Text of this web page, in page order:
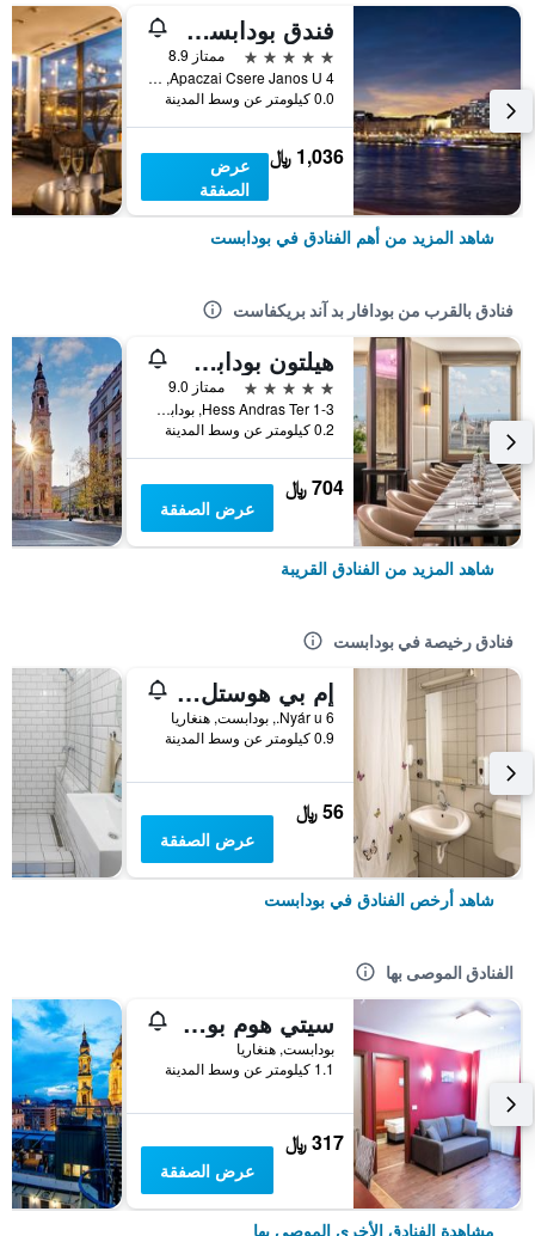
فندق بودابست ماريوت
5 نجوم
ممتاز 8.9
Apaczai Csere Janos U 4, بودابست, هنغاريا
0.0 كيلومتر عن وسط المدينة
1,036 ﷼
عرض
الصفقة
شاهد المزيد من أهم الفنادق في بودابست
فنادق بالقرب من بودافار بد آند بريكفاست
هيلتون بودابست
5 نجوم
ممتاز 9.0
Hess Andras Ter 1-3, بودابست, هنغاريا
0.2 كيلومتر عن وسط المدينة
704 ﷼
عرض الصفقة
شاهد المزيد من الفنادق القريبة
فنادق رخيصة في بودابست
إم بي هوستل بودابيست
6 Nyár u., بودابست, هنغاريا
0.9 كيلومتر عن وسط المدينة
56 ﷼
عرض الصفقة
شاهد أرخص الفنادق في بودابست
الفنادق الموصى بها
سيتي هوم بودابيست
بودابست, هنغاريا
1.1 كيلومتر عن وسط المدينة
317 ﷼
عرض الصفقة
مشاهدة الفنادق الأخرى الموصى بها